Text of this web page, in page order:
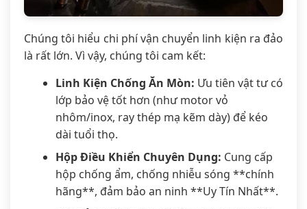
Chúng tôi hiểu chi phí vận chuyển linh kiện ra đảo
là rất lớn. Vì vậy, chúng tôi cam kết:
Linh Kiện Chống Ăn Mòn: Ưu tiên vật tư có
lớp bảo vệ tốt hơn (như motor vỏ
nhôm/inox, ray thép mạ kẽm dày) để kéo
dài tuổi thọ.
Hộp Điều Khiển Chuyên Dụng: Cung cấp
hộp chống ẩm, chống nhiễu sóng **chính
hãng**, đảm bảo an ninh **Uy Tín Nhất**.